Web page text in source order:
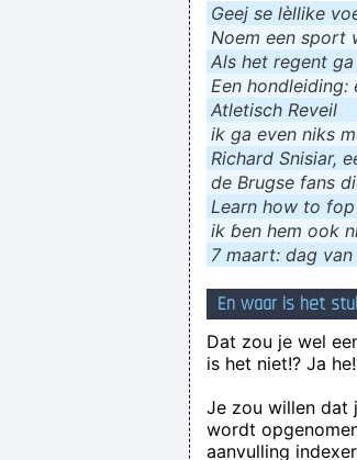
Geej se lèllike
Noem een sport
Als het regent
Een
Atletisch Reveil
ik ga even niks
Richard Snisiar,
de Brugse fans
Learn how to
ik ɓen hem ook
7 maart: dag
En waar is het
Dat zou je wel
is het niet!? Ja
Je zou willen dat
wordt
aanvulling